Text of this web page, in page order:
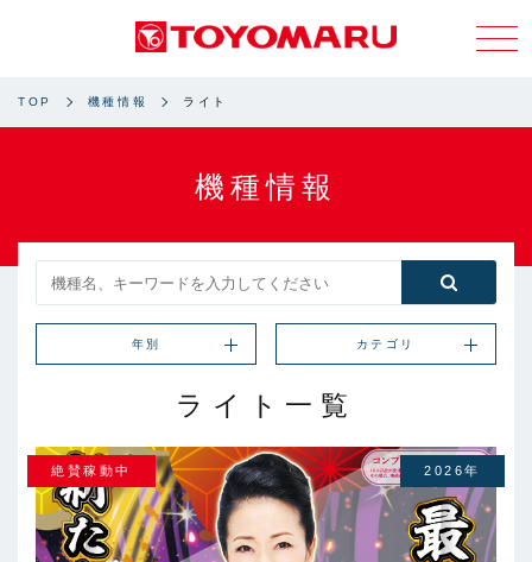
TOP 機種情報 ライト
機種情報
年別 カテゴリ
ライト一覧
絶賛稼動中 2026年